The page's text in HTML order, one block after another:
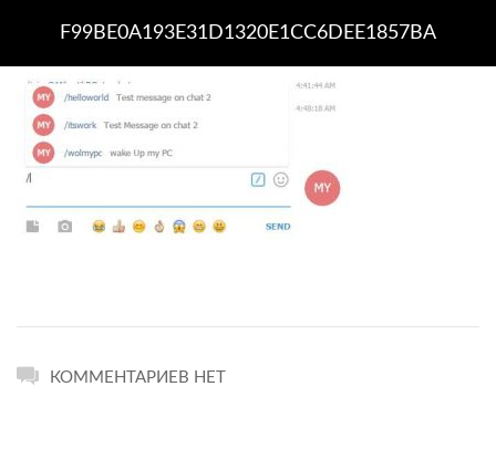
F99BE0A193E31D1320E1CC6DEE1857BA
КОММЕНТАРИЕВ НЕТ